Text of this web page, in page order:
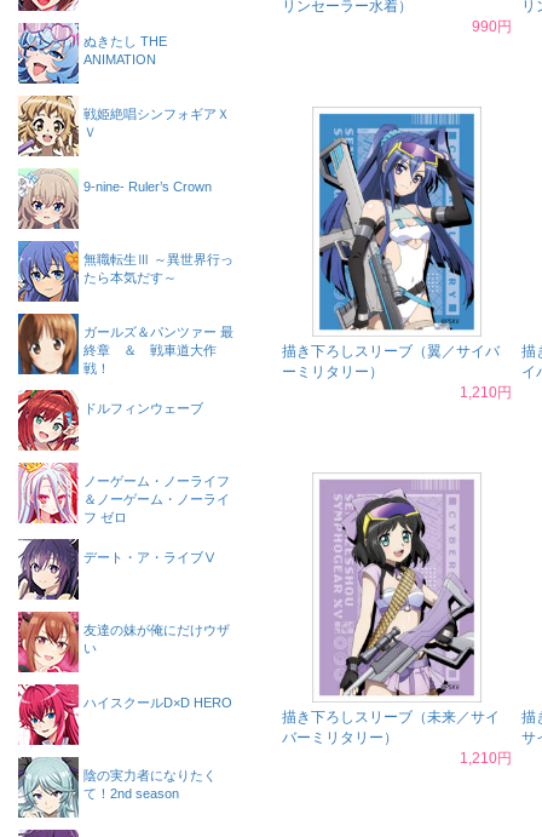
リンセーラー水着）
990円
リ
描き下ろしスリーブ（翼／サイバ
ーミリタリー）
1,210円
描
イ
描き下ろしスリーブ（未来／サイ
バーミリタリー）
1,210円
描
サ
ぬきたし THE
ANIMATION
戦姫絶唱シンフォギアＸ
Ｖ
9-nine- Ruler’s Crown
無職転生Ⅲ ～異世界行っ
たら本気だす～
ガールズ＆パンツァー 最
終章 ＆ 戦車道大作
戦！
ドルフィンウェーブ
ノーゲーム・ノーライフ
＆ノーゲーム・ノーライ
フ ゼロ
デート・ア・ライブⅤ
友達の妹が俺にだけウザ
い
ハイスクールD×D HERO
陰の実力者になりたく
て！2nd season